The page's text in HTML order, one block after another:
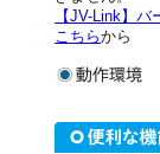
【JV-Link】
こちらから